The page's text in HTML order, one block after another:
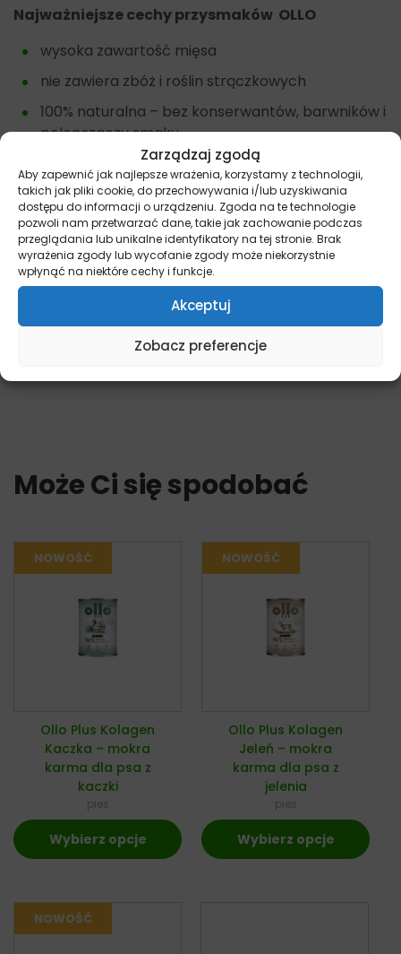
Zarządzaj zgodą
Aby zapewnić jak najlepsze wrażenia, korzystamy z technologii,
takich jak pliki cookie, do przechowywania i/lub uzyskiwania
dostępu do informacji o urządzeniu. Zgoda na te technologie
pozwoli nam przetwarzać dane, takie jak zachowanie podczas
przeglądania lub unikalne identyfikatory na tej stronie. Brak
wyrażenia zgody lub wycofanie zgody może niekorzystnie
wpłynąć na niektóre cechy i funkcje.
Akceptuj
Zobacz preferencje
Najważniejsze cechy przysmaków OLLO
wysoka zawartość mięsa
nie zawiera zbóż i roślin strączkowych
100% naturalna – bez konserwantów, barwników i
polepszaczy smaku
doskonała przekąska przy zwiększonym wysiłku.
Inne przysmaki dla psów znajdziesz tutaj –Przysmaki
Dostępne opakowania: 80g
Pamiętaj, że więcej informacji na temat promocji i
wyjątkowych ofert znajdziesz na naszych kanałach
Facebook/miskakarmypl
Może Ci się spodobać
Ollo Plus Kolagen
Kaczka – mokra
karma dla psa z
kaczki
pies
Wybierz opcje
Ollo Plus Kolagen
Jeleń – mokra
karma dla psa z
jelenia
pies
Wybierz opcje